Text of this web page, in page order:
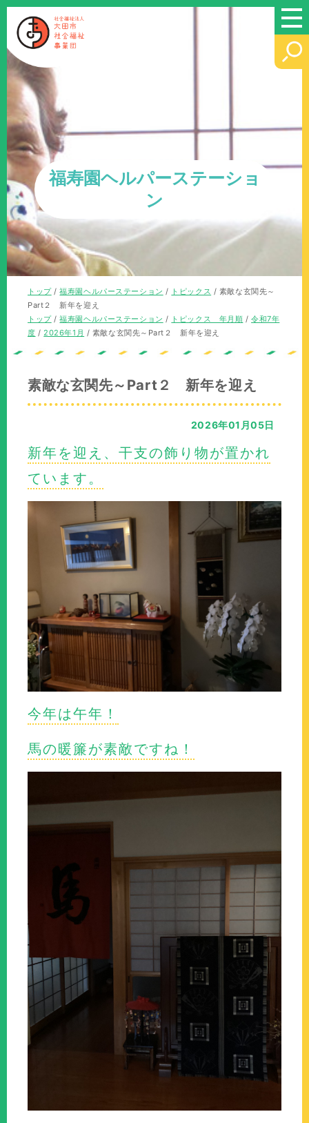
このページの本文へ
福寿園ヘルパーステーショ
ン
現
在
の
位
トップ/福寿園ヘルパーステーション / トピックス / 素敵な玄関先～
Part２ 新年を迎え
現
在
トップ/福寿園ヘルパーステーション / トピックス 年月順 /令和7年
度 /2026年1月 / 素敵な玄関先～Part２ 新年を迎え
素敵な玄関先～Part２ 新年を迎え
2026年01月05日
新年を迎え、干支の飾り物が置かれ
ています。
今年は午年！
馬の暖簾が素敵ですね！